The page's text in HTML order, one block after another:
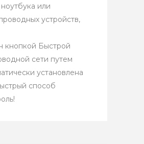
или
устройств,
кнопкой Быстрой
сети путем
установлена
способ